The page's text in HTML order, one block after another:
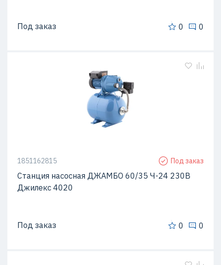
Под заказ 0 0
1851162815 Под заказ
Станция насосная ДЖАМБО 60/35 Ч-24 230В
Джилекс 4020
Под заказ 0 0